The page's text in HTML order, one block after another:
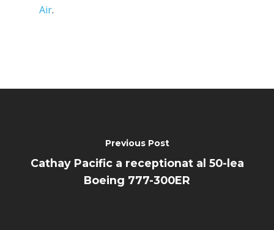
Air.
Previous Post
Cathay Pacific a receptionat al 50-lea
Boeing 777-300ER